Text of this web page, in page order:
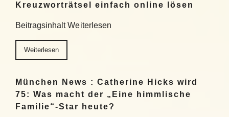
Kreuzworträtsel einfach online lösen
Beitragsinhalt Weiterlesen
Weiterlesen
München News : Catherine Hicks wird
75: Was macht der „Eine himmlische
Familie“-Star heute?